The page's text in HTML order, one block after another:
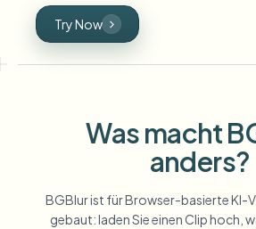
Try Now
Was macht
anders?
BGBlur ist für Browser-basierte KI-
gebaut: laden Sie einen Clip hoch,